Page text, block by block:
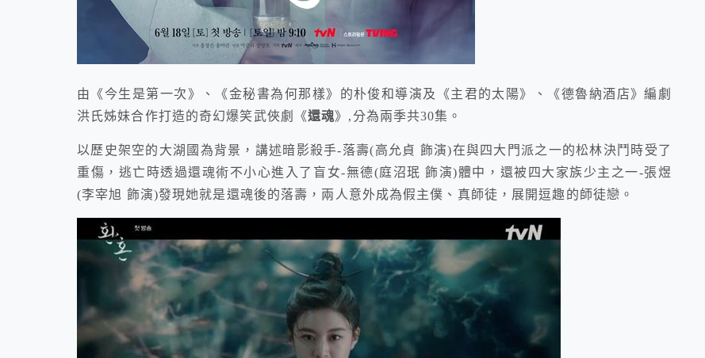
由《今生是第一次》、《金秘書為何那樣》的朴俊和導演及《主君的太陽》、《德魯納酒店》編劇
洪氏姊妹合作打造的奇幻爆笑武俠劇《還魂》,分為兩季共30集。
以歷史架空的大湖國為背景，講述暗影殺手-落壽(高允貞 飾演)在與四大門派之一的松林決鬥時受了
重傷，逃亡時透過還魂術不小心進入了盲女-無德(庭沼珉 飾演)體中，還被四大家族少主之一-張煜
(李宰旭 飾演)發現她就是還魂後的落壽，兩人意外成為假主僕、真師徒，展開逗趣的師徒戀。